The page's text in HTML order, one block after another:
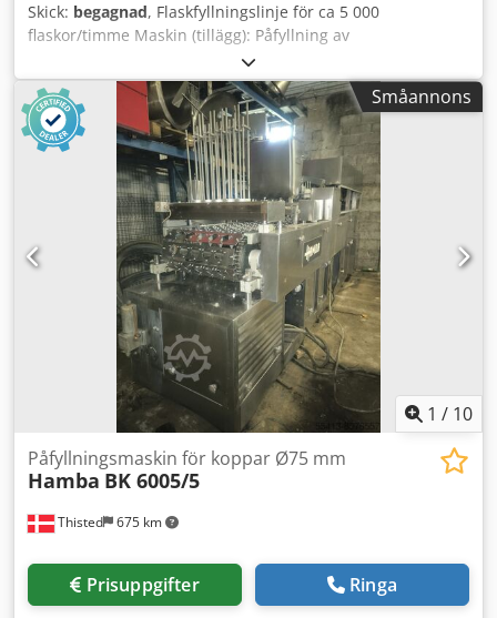
Skick: begagnad, Flaskfyllningslinje för ca 5 000
flaskor/timme Maskin (tillägg): Påfyllning av
återanvändbara glasflaskor, tillverkningsår 1990 - 2016
Kapacitet: 5 000 flaskor/timme Format: Euroflaska 0,5 L,
Longneck 0,33 L, Bügelflaska 0,5 L Placering: fristående
Dedpfx Aezgcuheqlewa Utrustning: Uppackare (JOHA
Diamant M1), Flaskrengöringsmaskin (Klinger, 2016, 7 000
flaskor/timme), Tomflaskinspektör (Heuft Reflexx InLine IR,
2016, 8 000 flaskor/timme), Flaskfyllare och förslutare
(Hormes), Bygelförslutare (AMS, 1997, 15
förslutningsstationer, 6 000 flaskor/timme),
Etiketteringsmaskin (Gernep, 2014, 9 000 flaskor/timme),
Packare (JOHA Diamant M1), Backtvättmaskin,
Lutavskiljningstank.
Småannons
1 / 10
Thisted 675 km
Påfyllningsmaskin för koppar Ø75 mm
Hamba BK 6005/5
Prisuppgifter Ringa